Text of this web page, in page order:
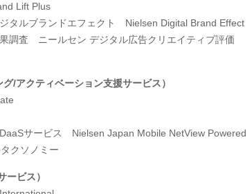
Lift Plus
タルブランドエフェクト Nielsen Digital Brand Effect
調査 ニールセン デジタル広告クリエイティブ評価
グ/アクティベーション支援サービス）
DaaSサービス Nielsen Japan Mobile NetView Powered
タクソノミー
ービス）